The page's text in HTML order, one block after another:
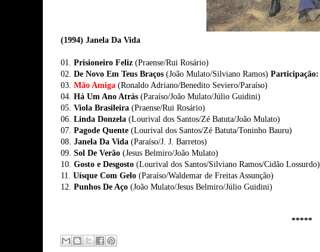
(1994) Janela Da Vida
01. Prisioneiro Feliz (Praense/Rui Rosário)
02. De Novo Em Teus Braços (João Mulato/Silviano Ramos) Participação:
03. Mão Amiga (Ronaldo Adriano/Benedito Seviero/Paraíso)
04. Há Um Ano Atrás (Paraíso/João Mulato/Júlio Guidini)
05. Viola Brasileira (Praense/Rui Rosário)
06. Linda Donzela (Lourival dos Santos/Zé Batuta/João Mulato)
07. Pagode Quente (Lourival dos Santos/Zé Batuta/Toninho Bauru)
08. Janela Da Vida (Paraíso/J. J. Barretos)
09. Sol De Verão (Jesus Belmiro/João Mulato)
10. Gosto e Desgosto (Lourival dos Santos/Silviano Ramos/Cidão Lossurdo)
11. Uísque Com Gelo (Paraíso/Waldemar de Freitas Assunção)
12. Punhos De Aço (João Mulato/Jesus Belmiro/Júlio Guidini)
*****